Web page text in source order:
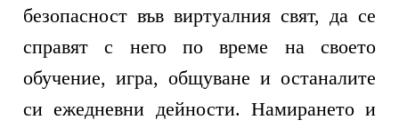
безопасност във виртуалния свят, да се
справят с него по време на своето
обучение, игра, общуване и останалите
си ежедневни дейности. Намирането и